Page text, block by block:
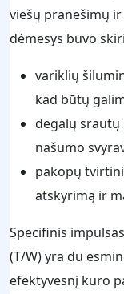
viešų pranešimų
dėmesys buvo
variklių
kad būtų
degalų srautų
našumo
pakopų
atskyrimą ir
Specifinis
(T/W) yra du
efektyvesnį kuro